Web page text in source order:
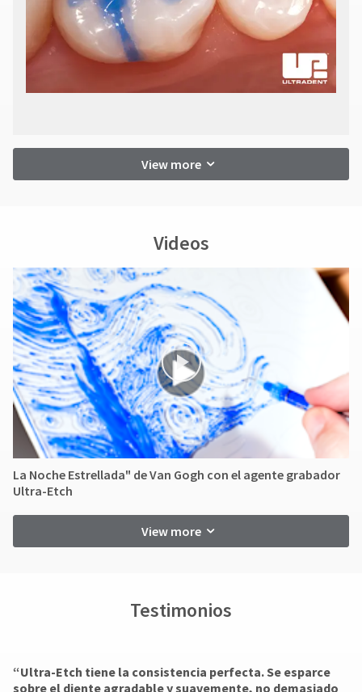
View more
Videos
La Noche Estrellada" de Van Gogh con el agente grabador
Ultra-Etch
View more
Testimonios
“Ultra-Etch tiene la consistencia perfecta. Se esparce
sobre el diente agradable y suavemente, no demasiado